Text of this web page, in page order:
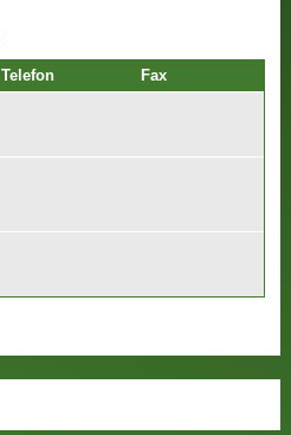
Telefon Fax